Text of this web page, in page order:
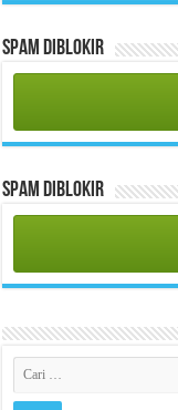
Spam Diblokir
Spam Diblokir